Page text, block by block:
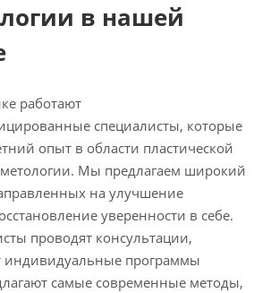
в нашей
работают
специалисты, которые
опыт в области пластической
Мы предлагаем широкий
на улучшение
уверенности в себе.
проводят консультации,
индивидуальные программы
самые современные методы,